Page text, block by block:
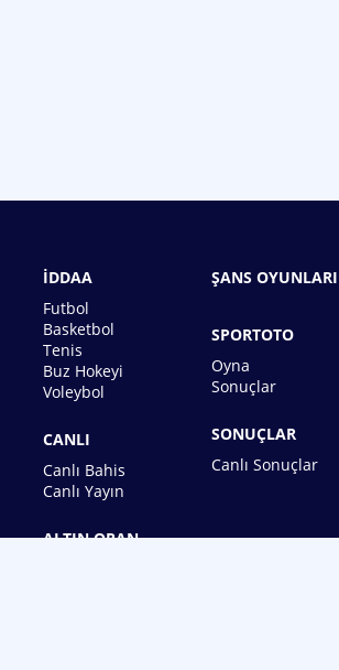
İDDAA
Futbol
Basketbol
Tenis
Buz Hokeyi
Voleybol
CANLI
Canlı Bahis
Canlı Yayın
ALTIN ORAN
ŞANS OYUNLARI
SPORTOTO
Oyna
Sonuçlar
SONUÇLAR
Canlı Sonuçlar